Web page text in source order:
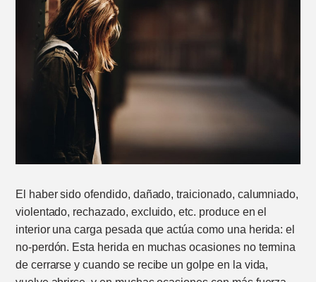
El haber sido ofendido, dañado, traicionado, calumniado,
violentado, rechazado, excluido, etc. produce en el
interior una carga pesada que actúa como una herida: el
no-perdón. Esta herida en muchas ocasiones no termina
de cerrarse y cuando se recibe un golpe en la vida,